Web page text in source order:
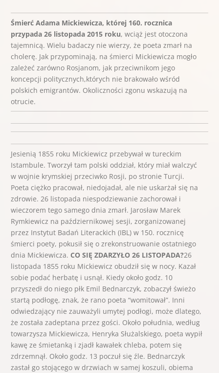
Śmierć Adama Mickiewicza, której 160. rocznica
przypada 26 listopada 2015 roku, wciąż jest otoczona
tajemnicą. Wielu badaczy nie wierzy, że poeta zmarł na
cholerę. Jak przypominają, na śmierci Mickiewicza mogło
zależeć zarówno Rosjanom, jak przeciwnikom jego
koncepcji politycznych,których nie brakowało wśród
polskich emigrantów. Okoliczności zgonu wskazują na
otrucie.
Jesienią 1855 roku Mickiewicz przebywał w tureckim
Istambule. Tworzył tam polski oddział, który miał walczyć
w wojnie krymskiej przeciwko Rosji, po stronie Turcji.
Poeta ciężko pracował, niedojadał, ale nie uskarżał się na
zdrowie. 26 listopada niespodziewanie zachorował i
wieczorem tego samego dnia zmarł. Jarosław Marek
Rymkiewicz na październikowej sesji, zorganizowanej
przez Instytut Badań Literackich (IBL) w 150. rocznicę
śmierci poety, pokusił się o zrekonstruowanie ostatniego
dnia Mickiewicza. CO SIĘ ZDARZYŁO 26 LISTOPADA?26
listopada 1855 roku Mickiewicz obudził się w nocy. Kazał
sobie podać herbatę i usnął. Kiedy około godz. 10
przyszedł do niego płk Emil Bednarczyk, zobaczył świeżo
startą podłogę, znak, że rano poeta “womitował”. Inni
odwiedzający nie zauważyli umytej podłogi, może dlatego,
że została zadeptana przez gości. Około południa, według
towarzysza Mickiewicza, Henryka Służalskiego, poeta wypił
kawę ze śmietanką i zjadł kawałek chleba, potem się
zdrzemnął. Około godz. 13 poczuł się źle. Bednarczyk
zastał go stojącego w drzwiach w samej koszuli, obiema